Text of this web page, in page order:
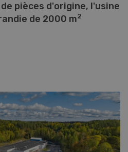
pièces d'origine, l'usine
de 2000 m2